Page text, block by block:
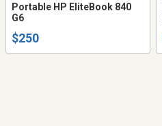
Portable HP EliteBook 840
G6
$250